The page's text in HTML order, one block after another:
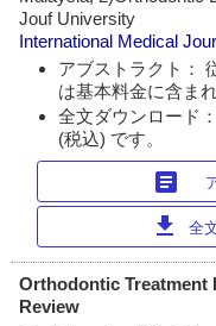
Jouf University
International Medical
アブストラクト：
は基本料金に含まれ
全文ダウンロード
(税込) です。
article
download 全
Orthodontic Treatment
Review